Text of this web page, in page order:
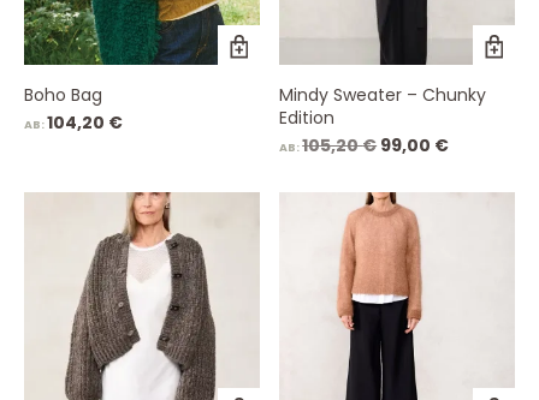
Boho Bag
AB:104,20 €
Mindy Sweater – Chunky
Edition
AB:105,20€ Ursprünglicher
war:
105,20 €
99,00 €Aktueller
ist: